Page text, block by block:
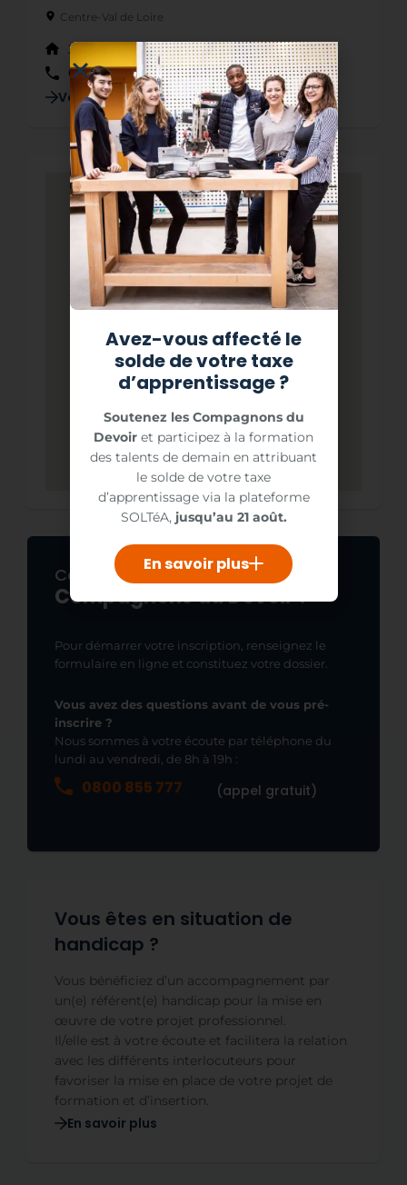
Centre-Val de Loire
25 Rue de Franche Comté, 37100 Tours
02 47 41 39 39
Voir la fiche détaillée
Comment s'inscrirechez les
Compagnons du Devoir ?
Pour démarrer votre inscription, renseignez le
formulaire en ligne et constituez votre dossier.
Vous avez des questions avant de vous pré-
inscrire ?
Nous sommes à votre écoute par téléphone du
lundi au vendredi, de 8h à 19h :
0800 855 777 (appel gratuit)
Vous êtes en situation de
handicap ?
Vous bénéficiez d’un accompagnement par
un(e) référent(e) handicap pour la mise en
œuvre de votre projet professionnel.
Il/elle est à votre écoute et facilitera la relation
avec les différents interlocuteurs pour
favoriser la mise en place de votre projet de
formation et d’insertion.
En savoir plus
Avez-vous affecté le
solde de votre taxe
d’apprentissage ?
Soutenez les Compagnons du
Devoir et participez à la formation
des talents de demain en attribuant
le solde de votre taxe
d’apprentissage via la plateforme
SOLTéA,jusqu’au 21 août.
En savoir plus